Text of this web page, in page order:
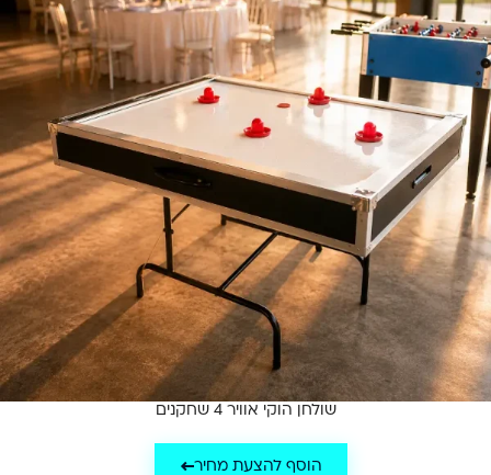
שולחן הוקי אוויר 4 שחקנים
הוסף להצעת מחיר